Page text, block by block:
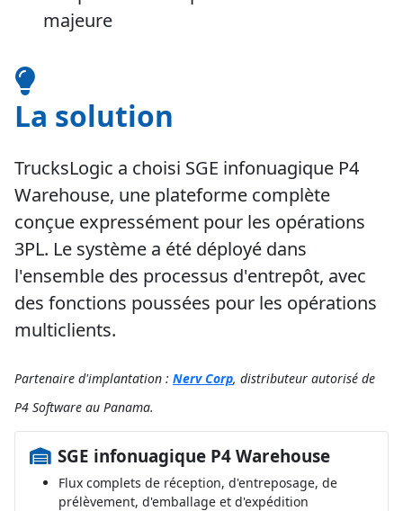
majeure
La solution
TrucksLogic a choisi SGE infonuagique P4
Warehouse, une plateforme complète
conçue expressément pour les opérations
3PL. Le système a été déployé dans
l'ensemble des processus d'entrepôt, avec
des fonctions poussées pour les opérations
multiclients.
Partenaire d'implantation : Nerv Corp, distributeur autorisé de
P4 Software au Panama.
SGE infonuagique P4 Warehouse
Flux complets de réception, d'entreposage, de
prélèvement, d'emballage et d'expédition